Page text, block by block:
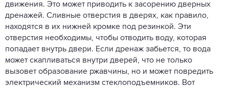
движения. Это может приводить к засорению дверных
дренажей. Сливные отверстия в дверях, как правило,
находятся в их нижней кромке под резинкой. Эти
отверстия необходимы, чтобы отводить воду, которая
попадает внутрь двери. Если дренаж забьется, то вода
может скапливаться внутри дверей, что не только
вызовет образование ржавчины, но и может повредить
электрический механизм стеклоподъемников. Вот